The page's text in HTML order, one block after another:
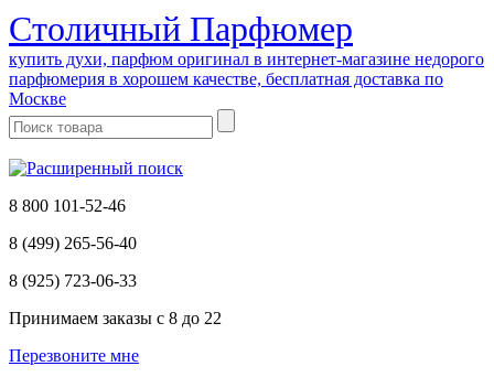
Cтоличный Парфюмер
купить духи, парфюм оригинал в интернет-магазине недорого
парфюмерия в хорошем качестве, бесплатная доставка по
Москве
8 800 101-52-46
8 (499) 265-56-40
8 (925) 723-06-33
Принимаем заказы с 8 до 22
Перезвоните мне